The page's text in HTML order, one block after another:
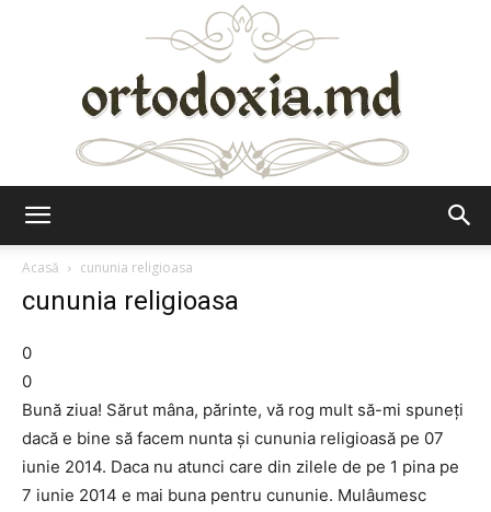
Acasă
cununia religioasa
cununia religioasa
0
0
Bună ziua! Sărut mâna, părinte, vă rog mult să-mi spuneţi
dacă e bine să facem nunta şi cununia religioasă pe 07
iunie 2014. Daca nu atunci care din zilele de pe 1 pina pe
7 iunie 2014 e mai buna pentru cununie. Mulâumesc